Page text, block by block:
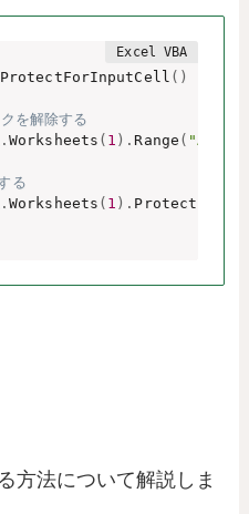
( )
を解除する
. Worksheets ( 1 ) . Range ( "A1"
る
. Worksheets ( 1 ) .
方法について解説しま